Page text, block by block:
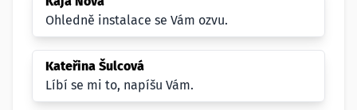
Ohledně instalace se Vám ozvu.
Kateřina Šulcová
Líbí se mi to, napíšu Vám.